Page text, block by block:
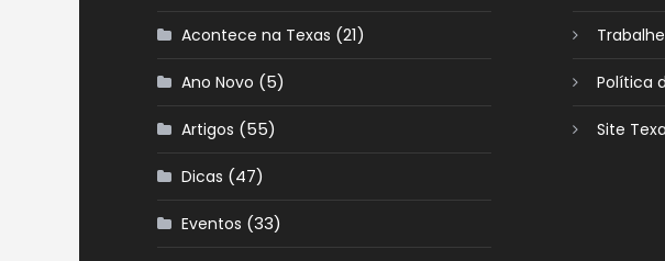
Acontece na Texas (21)
Ano Novo (5)
Artigos (55)
Dicas (47)
Eventos (33)
Política
Site